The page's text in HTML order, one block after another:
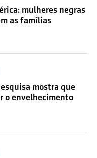
mulheres negras
as famílias
mostra que
o envelhecimento